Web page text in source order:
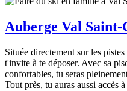
Auberge Val
Située directement sur les
t'invite à te déposer. Avec sa
confortables, tu seras
Tout près, tu auras aussi accès